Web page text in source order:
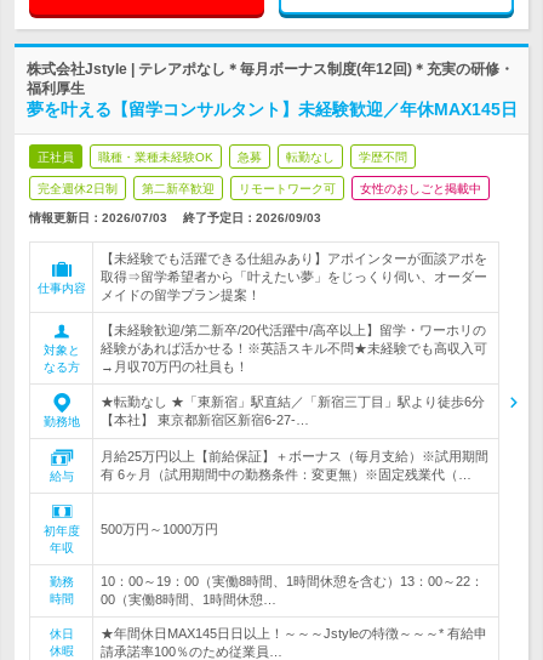
株式会社Jstyle | テレアポなし＊毎月ボーナス制度(年12回)＊充実の研修・
福利厚生
夢を叶える【留学コンサルタント】未経験歓迎／年休MAX145日
正社員 職種・業種未経験OK 急募 転勤なし 学歴不問
完全週休2日制 第二新卒歓迎 リモートワーク可 女性のおしごと掲載中
情報更新日：2026/07/03 終了予定日： 2026/09/03
仕事内容
【未経験でも活躍できる仕組みあり】アポインターが面談アポを
取得⇒留学希望者から「叶えたい夢」をじっくり伺い、オーダー
メイドの留学プラン提案！
対象と
なる方
【未経験歓迎/第二新卒/20代活躍中/高卒以上】留学・ワーホリの
経験があれば活かせる！※英語スキル不問★未経験でも高収入可
→月収70万円の社員も！
勤務地
★転勤なし ★「東新宿」駅直結／「新宿三丁目」駅より徒歩6分
【本社】 東京都新宿区新宿6-27-…
給与
月給25万円以上【前給保証】＋ボーナス（毎月支給）※試用期間
有 6ヶ月（試用期間中の勤務条件：変更無）※固定残業代（…
初年度
年収
500万円～1000万円
勤務
時間
10：00～19：00（実働8時間、1時間休憩を含む）13：00～22：
00（実働8時間、1時間休憩…
休日
休暇
★年間休日MAX145日日以上！～～～Jstyleの特徴～～～* 有給申
請承諾率100％のため従業員…